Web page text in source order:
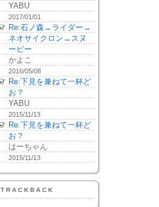
YABU
2017/01/01
Re:石ノ森→ライダー→
ネオサイクロン→スヌ
ーピー
かよこ
2016/05/08
Re:下見を兼ねて一杯ど
お？
YABU
2015/11/13
Re:下見を兼ねて一杯ど
お？
はーちゃん
2015/11/13
TRACKBACK